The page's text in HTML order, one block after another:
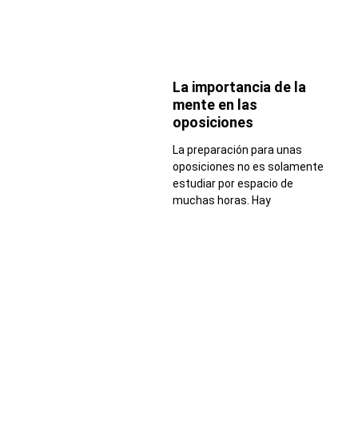
La importancia de la
mente en las
oposiciones
La preparación para unas
oposiciones no es solamente
estudiar por espacio de
muchas horas. Hay